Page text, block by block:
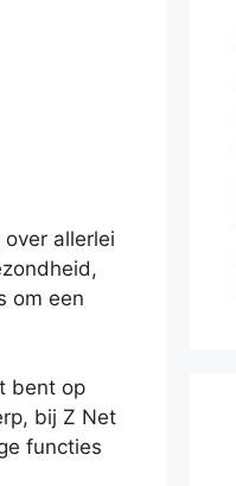
allerlei
om een
bent op
bij Z Net
functies